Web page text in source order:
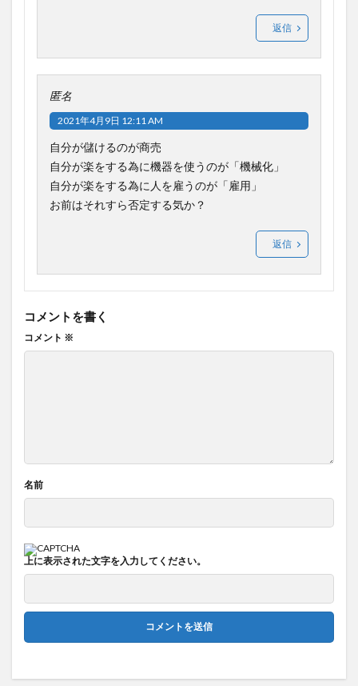
返信
匿名
2021年4月9日 12:11 AM
自分が儲けるのが商売
自分が楽をする為に機器を使うのが「機械化」
自分が楽をする為に人を雇うのが「雇用」
お前はそれすら否定する気か？
返信
コメントを書く
コメント ※
名前
上に表示された文字を入力してください。